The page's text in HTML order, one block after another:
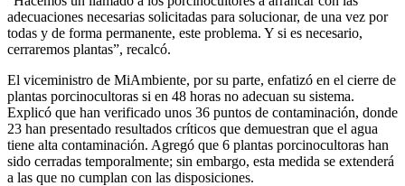
adecuaciones necesarias solicitadas para solucionar, de una vez por
todas y de forma permanente, este problema. Y si es necesario,
cerraremos plantas”, recalcó.
El viceministro de MiAmbiente, por su parte, enfatizó en el cierre de
plantas porcinocultoras si en 48 horas no adecuan su sistema.
Explicó que han verificado unos 36 puntos de contaminación, donde
23 han presentado resultados críticos que demuestran que el agua
tiene alta contaminación. Agregó que 6 plantas porcinocultoras han
sido cerradas temporalmente; sin embargo, esta medida se extenderá
a las que no cumplan con las disposiciones.